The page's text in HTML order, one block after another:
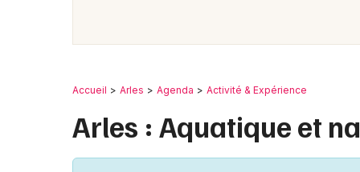
Accueil Arles Agenda Activité & Expérience
Arles : Aquatique et